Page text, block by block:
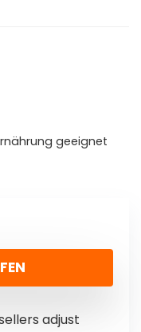
geeignet
adjust